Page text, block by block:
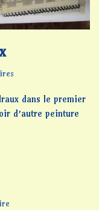
dans le premier
d’autre peinture